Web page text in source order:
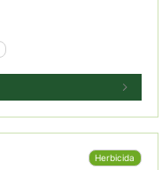
Herbicida